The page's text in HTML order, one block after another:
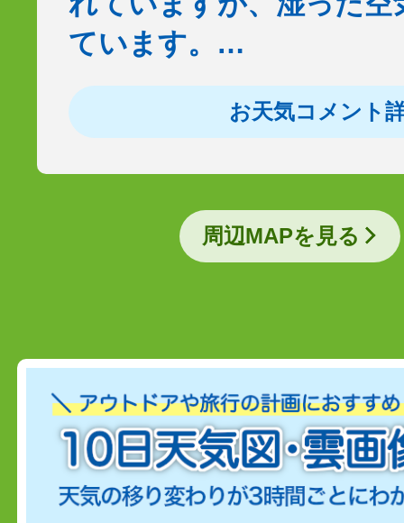
ています。…
お天気コメント
周辺MAPを見る